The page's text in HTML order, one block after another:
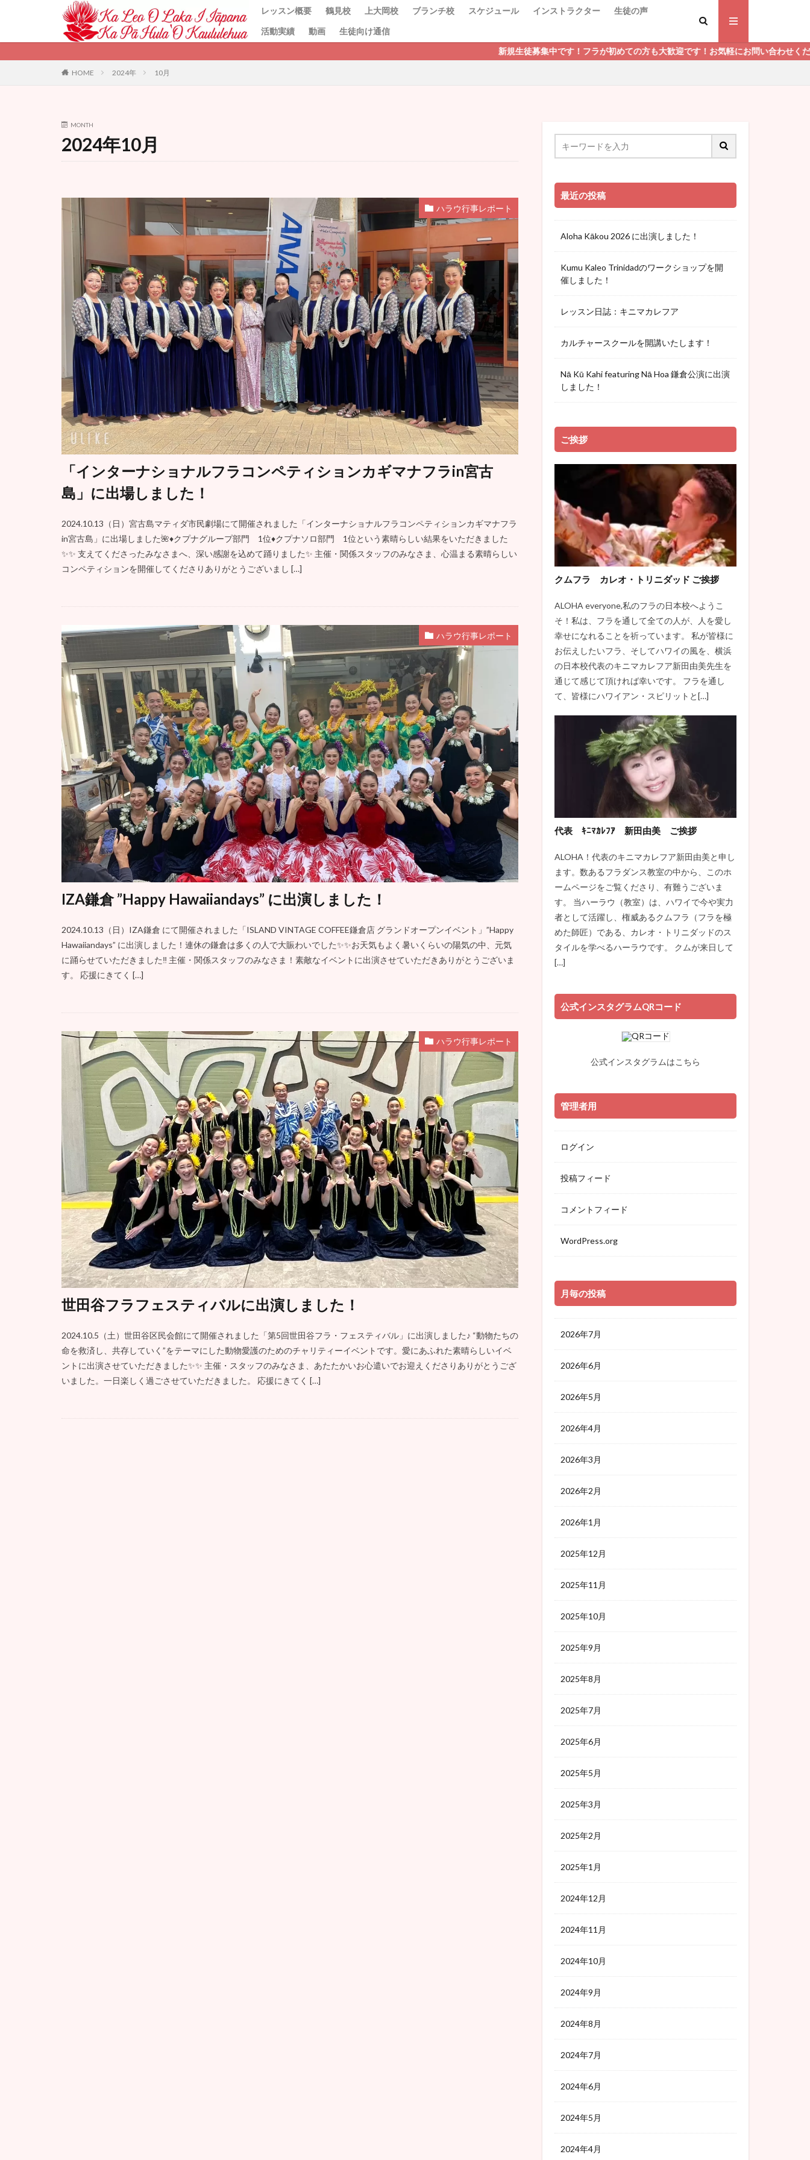
レッスン概要 鶴見校 上大岡校 ブランチ校 スケジュール インストラクター
生徒の声
活動実績
動画
生徒向け通信
新規生徒募集中です！フラが初めての方も大歓迎です！お気軽にお問い合わせください！
HOME 2024年 10月
MONTH
2024年10月
ハラウ行事レポート
「インターナショナルフラコンペティションカギマナフラin宮古
島」に出場しました！
2024.10.13（日）宮古島マティダ市民劇場にて開催されました「インターナショナルフラコンペティションカギマナフラ
in宮古島」に出場しました🌺♦️クプナグループ部門 1位♦️クプナソロ部門 1位という素晴らしい結果をいただきました
✨✨ 支えてくださったみなさまへ、深い感謝を込めて踊りました✨ 主催・関係スタッフのみなさま、心温まる素晴らしい
コンペティションを開催してくださりありがとうございまし […]
ハラウ行事レポート
IZA鎌倉 ”Happy Hawaiiandays” に出演しました！
2024.10.13（日）IZA鎌倉 にて開催されました「ISLAND VINTAGE COFFEE鎌倉店 グランドオープンイベント」”Happy
Hawaiiandays” に出演しました！連休の鎌倉は多くの人で大賑わいでした✨✨お天気もよく暑いくらいの陽気の中、元気
に踊らせていただきました‼️ 主催・関係スタッフのみなさま！素敵なイベントに出演させていただきありがとうございま
す。 応援にきてく […]
ハラウ行事レポート
世田谷フラフェスティバルに出演しました！
2024.10.5（土）世田谷区民会館にて開催されました「第5回世田谷フラ・フェスティバル」に出演しました♪ “動物たちの
命を救済し、共存していく”をテーマにした動物愛護のためのチャリティーイベントです。愛にあふれた素晴らしいイベ
ントに出演させていただきました✨✨ 主催・スタッフのみなさま、あたたかいお心遣いでお迎えくださりありがとうござ
いました。一日楽しく過ごさせていただきました。 応援にきてく […]
最近の投稿
Aloha Kākou 2026 に出演しました！
Kumu Kaleo Trinidadのワークショップを開
催しました！
レッスン日誌：キニマカレフア
カルチャースクールを開講いたします！
Nā Kū Kahi featuring Nā Hoa 鎌倉公演に出演
しました！
ご挨拶
クムフラ カレオ・トリニダッド ご挨拶
ALOHA everyone,私のフラの日本校へようこ
そ！私は、フラを通して全ての人が、人を愛し
幸せになれることを祈っています。 私が皆様に
お伝えしたいフラ、そしてハワイの風を、横浜
の日本校代表のキニマカレフア新田由美先生を
通じて感じて頂ければ幸いです。 フラを通し
て、皆様にハワイアン・スピリットと[…]
代表 ｷﾆﾏｶﾚﾌｱ 新田由美 ご挨拶
ALOHA！代表のキニマカレフア新田由美と申し
ます。数あるフラダンス教室の中から、このホ
ームページをご覧くださり、有難うございま
す。 当ハーラウ（教室）は、ハワイで今や実力
者として活躍し、権威あるクムフラ（フラを極
めた師匠）である、カレオ・トリニダッドのス
タイルを学べるハーラウです。 クムが来日して
[…]
公式インスタグラムQRコード
公式インスタグラムはこちら
管理者用
ログイン
投稿フィード
コメントフィード
WordPress.org
月毎の投稿
2026年7月
2026年6月
2026年5月
2026年4月
2026年3月
2026年2月
2026年1月
2025年12月
2025年11月
2025年10月
2025年9月
2025年8月
2025年7月
2025年6月
2025年5月
2025年3月
2025年2月
2025年1月
2024年12月
2024年11月
2024年10月
2024年9月
2024年8月
2024年7月
2024年6月
2024年5月
2024年4月